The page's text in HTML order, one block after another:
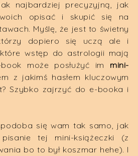
najbardziej precyzyjną, jak
opisać i skupić się na
Myślę, że jest to świetny
dopiero się uczą ale i
wstęp do astrologii mają
może posłużyć im mini-
z jakimś hasłem kluczowym
Szybko zajrzyć do e-booka i
się wam tak samo, jak
tej mini-książeczki (z
bo to był koszmar hehe). I